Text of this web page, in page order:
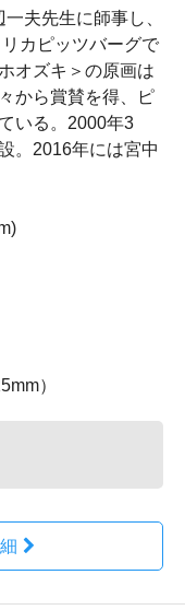
夫先生に師事し、
カピッツバーグで
オズキ＞の原画は
から賞賛を得、ピ
いる。2000年3
。2016年には宮中
）